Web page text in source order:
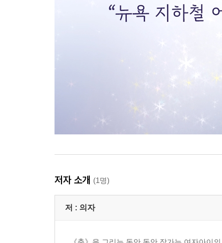
저자 소개 (1명)
저 : 의자